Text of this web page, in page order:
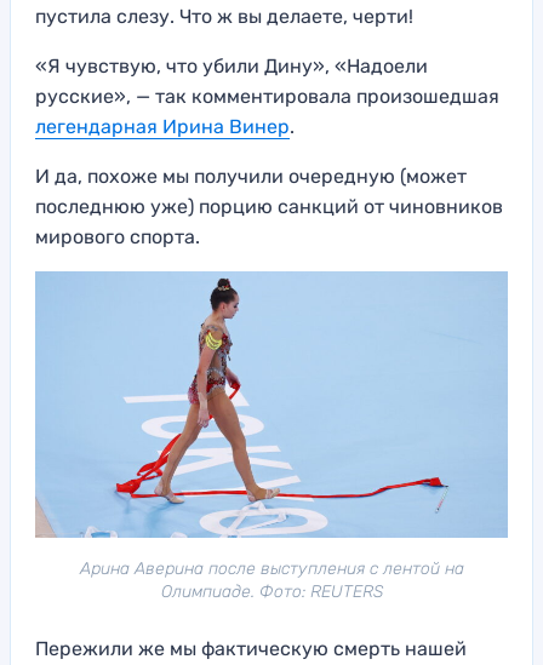
пустила слезу. Что ж вы делаете, черти!
«Я чувствую, что убили Дину», «Надоели
русские», — так комментировала произошедшая
легендарная Ирина Винер.
И да, похоже мы получили очередную (может
последнюю уже) порцию санкций от чиновников
мирового спорта.
Арина Аверина после выступления с лентой на
Олимпиаде. Фото: REUTERS
Пережили же мы фактическую смерть нашей